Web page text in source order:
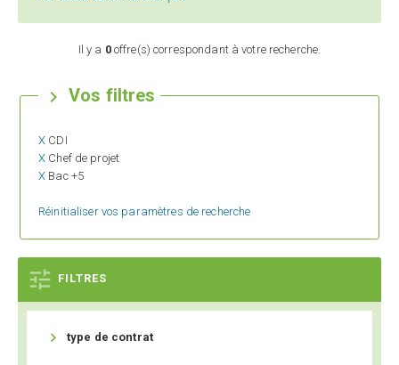
Il y a 0offre(s) correspondant à votre recherche.
 Vos filtres
X CDI
X Chef de projet
X Bac +5
Réinitialiser vos paramètres de recherche
 FILTRES
 type de contrat